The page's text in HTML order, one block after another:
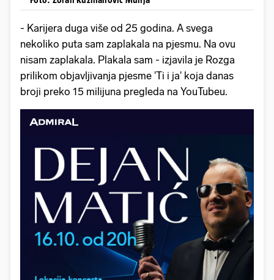
- Karijera duga više od 25 godina. A svega
nekoliko puta sam zaplakala na pjesmu. Na ovu
nisam zaplakala. Plakala sam - izjavila je Rozga
prilikom objavljivanja pjesme 'Ti i ja' koja danas
broji preko 15 milijuna pregleda na YouTubeu.